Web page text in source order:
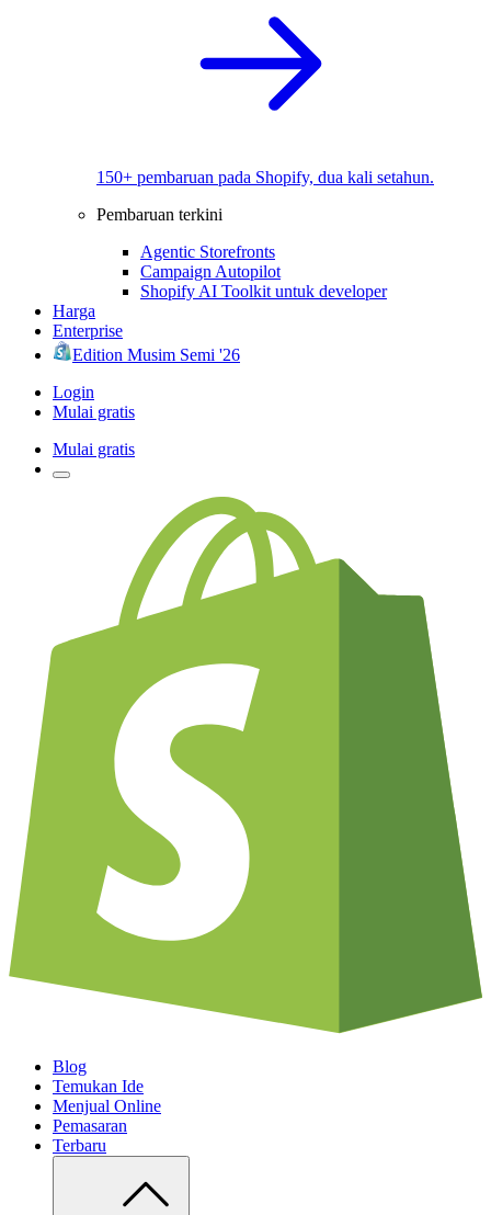
150+ pembaruan pada Shopify, dua kali setahun.
Pembaruan terkini
Agentic Storefronts
Campaign Autopilot
Shopify AI Toolkit untuk developer
Harga
Enterprise
Edition Musim Semi '26
Login
Mulai gratis
Mulai gratis
Blog
Temukan Ide
Menjual Online
Pemasaran
Terbaru